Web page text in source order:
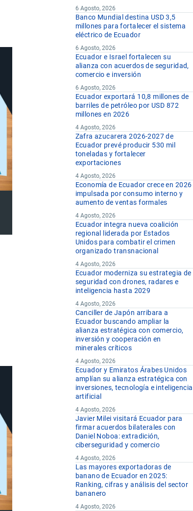
6 Agosto, 2026
Banco Mundial destina USD 3,5
millones para fortalecer el sistema
eléctrico de Ecuador
6 Agosto, 2026
Ecuador e Israel fortalecen su
alianza con acuerdos de seguridad,
comercio e inversión
6 Agosto, 2026
Ecuador exportará 10,8 millones de
barriles de petróleo por USD 872
millones en 2026
4 Agosto, 2026
Zafra azucarera 2026-2027 de
Ecuador prevé producir 530 mil
toneladas y fortalecer
exportaciones
4 Agosto, 2026
Economía de Ecuador crece en 2026
impulsada por consumo interno y
aumento de ventas formales
4 Agosto, 2026
Ecuador integra nueva coalición
regional liderada por Estados
Unidos para combatir el crimen
organizado transnacional
4 Agosto, 2026
Ecuador moderniza su estrategia de
seguridad con drones, radares e
inteligencia hasta 2029
4 Agosto, 2026
Canciller de Japón arribara a
Ecuador buscando ampliar la
alianza estratégica con comercio,
inversión y cooperación en
minerales críticos
4 Agosto, 2026
Ecuador y Emiratos Árabes Unidos
amplían su alianza estratégica con
inversiones, tecnología e inteligencia
artificial
4 Agosto, 2026
Javier Milei visitará Ecuador para
firmar acuerdos bilaterales con
Daniel Noboa: extradición,
ciberseguridad y comercio
4 Agosto, 2026
Las mayores exportadoras de
banano de Ecuador en 2025:
Ranking, cifras y análisis del sector
bananero
4 Agosto, 2026